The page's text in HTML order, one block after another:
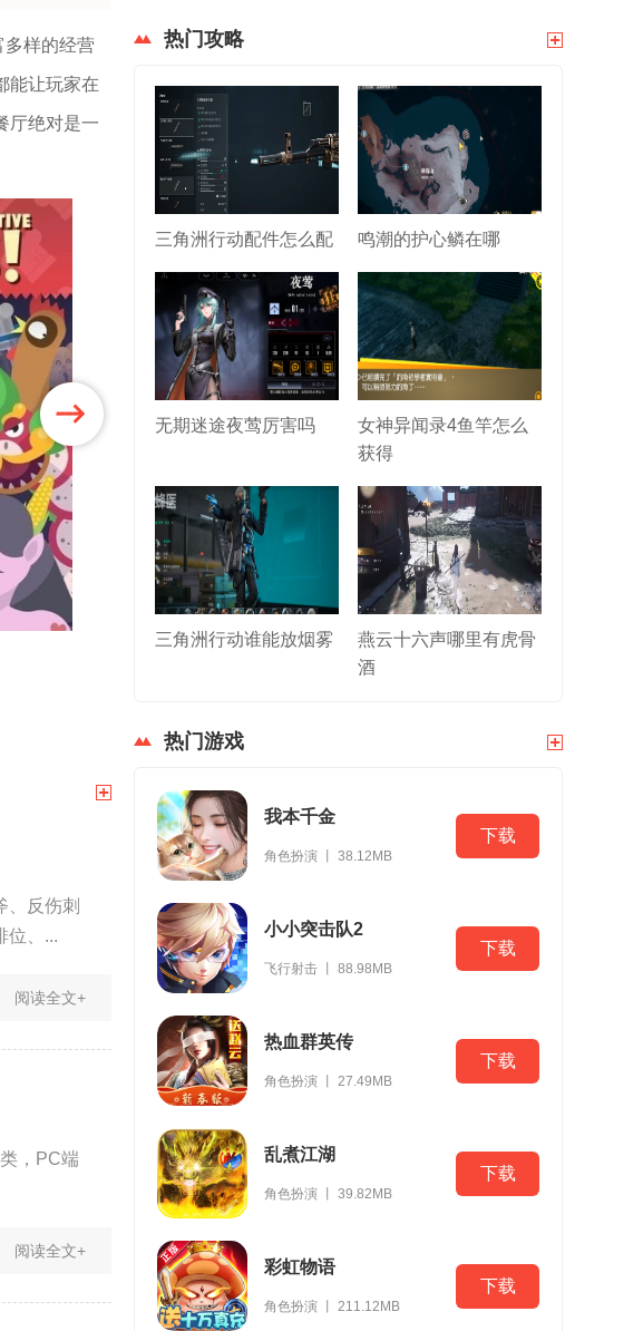
多样的经营
能让玩家在
厅绝对是一
、反伤刺
位、...
阅读全文+
，PC端
阅读全文+
热门攻略
三角洲行动配件怎么配 鸣潮的护心鳞在哪
无期迷途夜莺厉害吗
女神异闻录4鱼竿怎么
获得
三角洲行动谁能放烟雾
燕云十六声哪里有虎骨
酒
热门游戏
我本千金
角色扮演 丨 38.12MB
下载
小小突击队2
飞行射击 丨 88.98MB
下载
热血群英传
角色扮演 丨 27.49MB
下载
乱煮江湖
角色扮演 丨 39.82MB
下载
彩虹物语
角色扮演 丨 211.12MB
下载